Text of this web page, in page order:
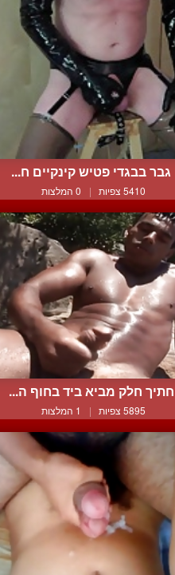
גבר בבגדי פטיש קינקיים ח...
5410 צפיות | 0 המלצות
חתיך חלק מביא ביד בחוף ה...
5895 צפיות | 1 המלצות